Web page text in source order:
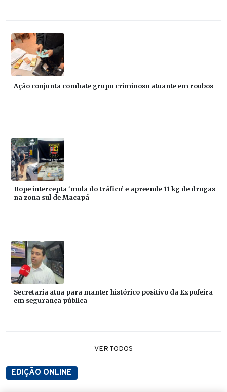
Ação conjunta combate grupo criminoso atuante em roubos
Bope intercepta ‘mula do tráfico’ e apreende 11 kg de drogas
na zona sul de Macapá
Secretaria atua para manter histórico positivo da Expofeira
em segurança pública
VER TODOS
EDIÇÃO ONLINE